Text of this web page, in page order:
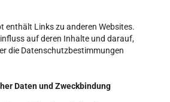
enthält Links zu anderen Websites.
auf deren Inhalte und darauf,
die Datenschutzbestimmungen
Daten und Zweckbindung